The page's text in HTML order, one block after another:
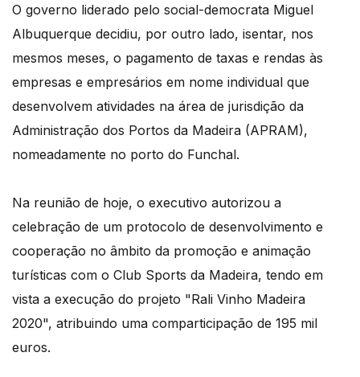
O governo liderado pelo social-democrata Miguel
Albuquerque decidiu, por outro lado, isentar, nos
mesmos meses, o pagamento de taxas e rendas às
empresas e empresários em nome individual que
desenvolvem atividades na área de jurisdição da
Administração dos Portos da Madeira (APRAM),
nomeadamente no porto do Funchal.
Na reunião de hoje, o executivo autorizou a
celebração de um protocolo de desenvolvimento e
cooperação no âmbito da promoção e animação
turísticas com o Club Sports da Madeira, tendo em
vista a execução do projeto "Rali Vinho Madeira
2020", atribuindo uma comparticipação de 195 mil
euros.